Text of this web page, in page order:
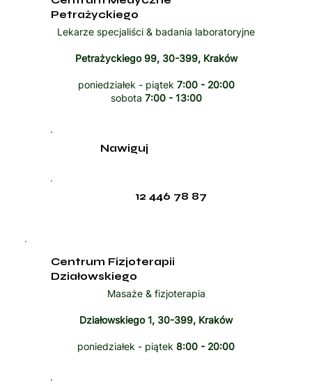
Petrażyckiego
Lekarze specjaliści & badania laboratoryjne
Petrażyckiego 99, 30-399, Kraków
poniedziałek - piątek 7:00 - 20:00
sobota 7:00 - 13:00
12 446 78 87
Nawiguj
Centrum Fizjoterapii
Działowskiego
Masaże & fizjoterapia
Działowskiego 1, 30-399, Kraków
poniedziałek - piątek 8:00 - 20:00